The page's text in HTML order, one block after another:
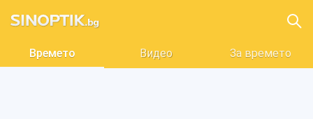
Времето Видео За времето